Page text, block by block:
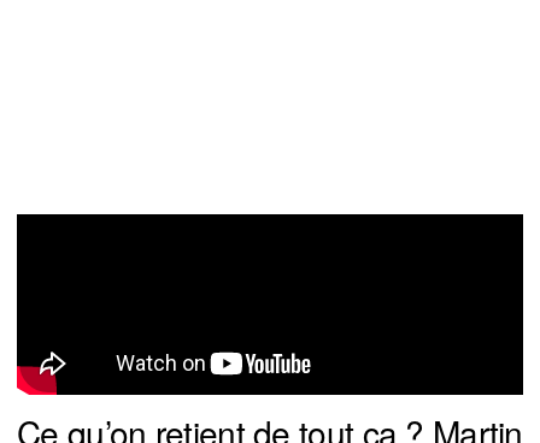
Ce qu’on retient de tout ça ? Martin